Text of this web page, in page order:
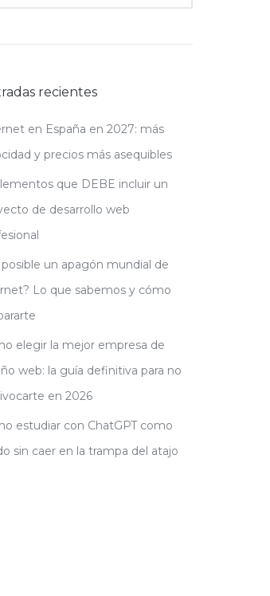
recientes
en España en 2027: más
y precios más asequibles
que DEBE incluir un
de desarrollo web
posible un apagón mundial de
Lo que sabemos y cómo
elegir la mejor empresa de
web: la guía definitiva para no
en 2026
estudiar con ChatGPT como
sin caer en la trampa del atajo